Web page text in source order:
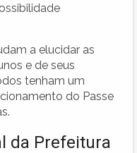
a elucidar as
e de seus
tenham um
do Passe
da Prefeitura